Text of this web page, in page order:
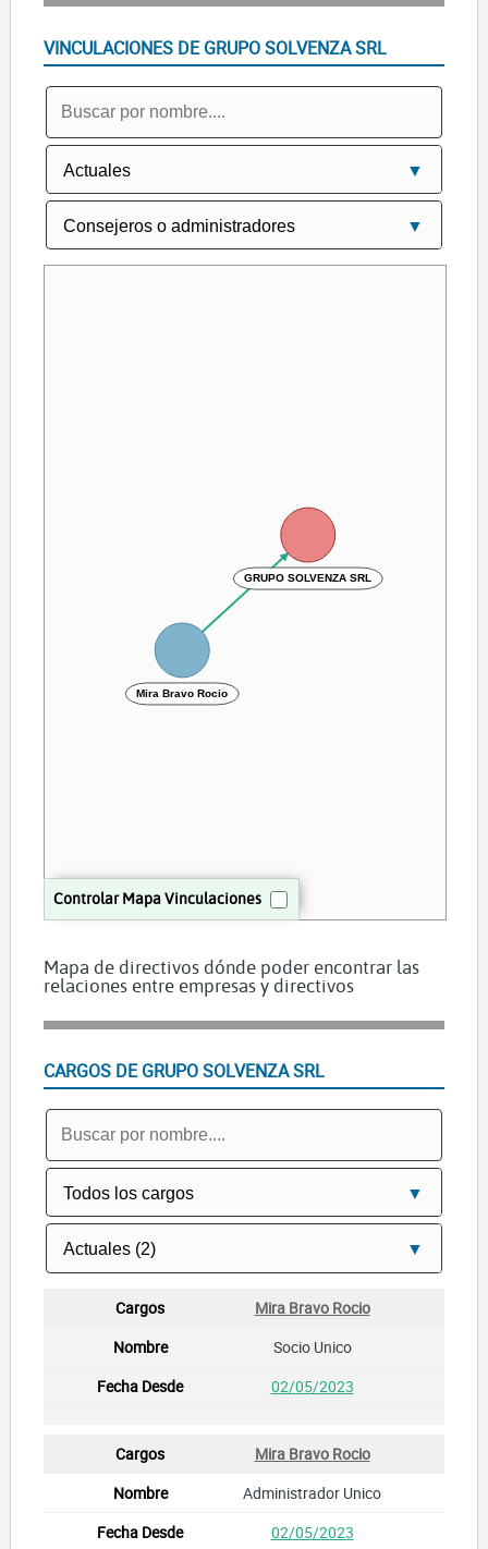
VINCULACIONES DE GRUPO SOLVENZA SRL
Controlar Mapa Vinculaciones
GRUPO SOLVENZA SRL
Mira Bravo Rocio
Mapa de directivos dónde poder encontrar las
relaciones entre empresas y directivos
CARGOS DE GRUPO SOLVENZA SRL
Mira Bravo Rocio
Socio Unico
02/05/2023
Mira Bravo Rocio
Administrador Unico
02/05/2023